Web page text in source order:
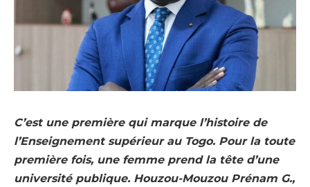
C’est une première qui marque l’histoire de
l’Enseignement supérieur au Togo. Pour la toute
première fois, une femme prend la tête d’une
université publique. Houzou-Mouzou Prénam G.,